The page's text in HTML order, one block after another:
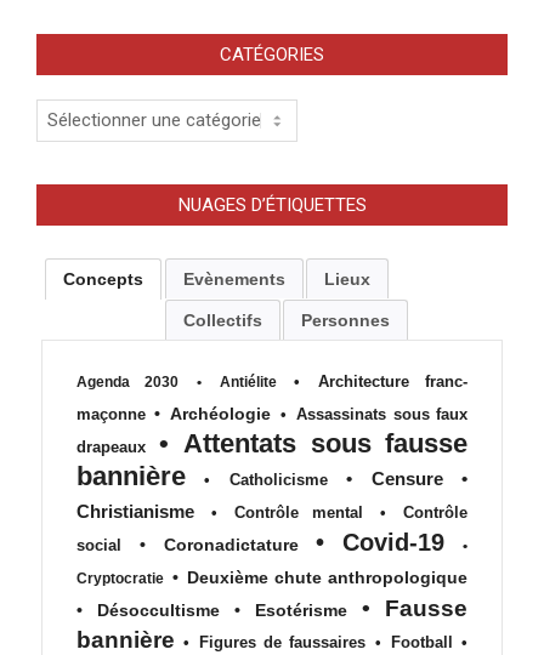
CATÉGORIES
Catégories
NUAGES D’ÉTIQUETTES
Concepts Evènements Lieux
Collectifs Personnes
Agenda 2030 • Antiélite •
Architecture franc-
maçonne • Archéologie • Assassinats sous faux
drapeaux
• Attentats sous fausse
bannière
• Catholicisme • Censure
•
Christianisme
• Contrôle mental •
Contrôle
social
• Coronadictature • Covid-19
•
Cryptocratie • Deuxième chute anthropologique
•
Désoccultisme • Esotérisme •
Fausse
bannière • Figures de faussaires • Football
•